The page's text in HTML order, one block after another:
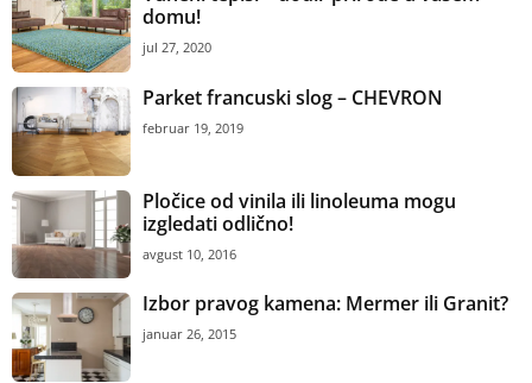
domu!
jul 27, 2020
Parket francuski slog – CHEVRON
februar 19, 2019
Pločice od vinila ili linoleuma mogu
izgledati odlično!
avgust 10, 2016
Izbor pravog kamena: Mermer ili Granit?
januar 26, 2015